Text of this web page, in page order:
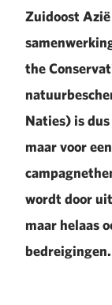
Zuidoost
the
Naties) is
maar voor
wordt door
maar helaas
bedreigingen.